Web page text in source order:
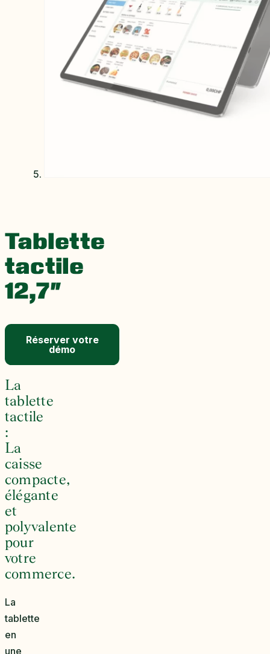
Tablette
tactile
12,7″
Réserver votre
démo
La
tablette
tactile
:
La
caisse
compacte,
élégante
et
polyvalente
pour
votre
commerce.
La
tablette
en
une